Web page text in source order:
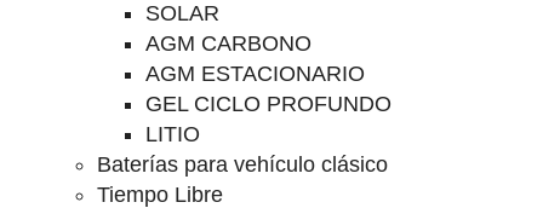
SOLAR
AGM CARBONO
AGM ESTACIONARIO
GEL CICLO PROFUNDO
LITIO
Baterías para vehículo clásico
Tiempo Libre